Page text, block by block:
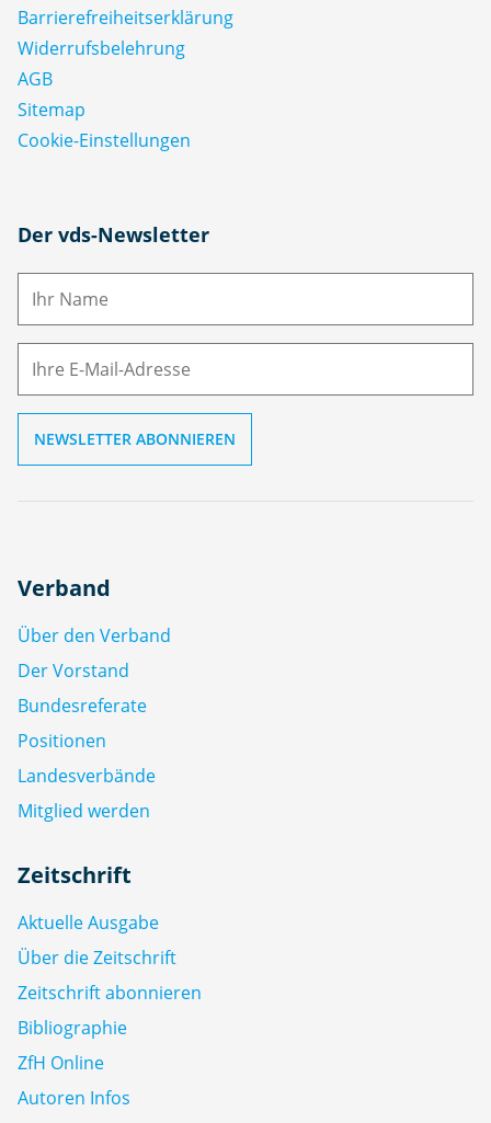
Barrierefreiheitserklärung
Widerrufsbelehrung
AGB
Sitemap
Cookie-Einstellungen
Der vds-Newsletter
N
M
Verband
Über den Verband
Der Vorstand
Bundesreferate
Positionen
Landesverbände
Mitglied werden
Zeitschrift
Aktuelle Ausgabe
Über die Zeitschrift
Zeitschrift abonnieren
Bibliographie
ZfH Online
Autoren Infos